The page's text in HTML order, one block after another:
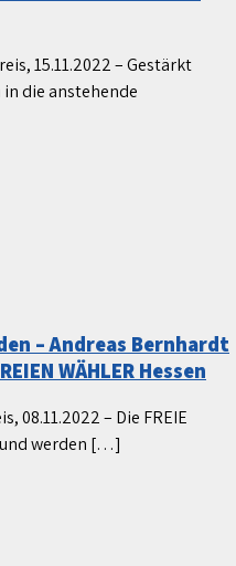
15.11.2022 – Gestärkt
in die anstehende
– Andreas Bernhardt
WÄHLER Hessen
08.11.2022 – Die FREIE
und werden […]